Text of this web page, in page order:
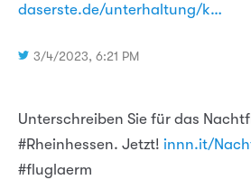
daserste.de/unterhaltung/k…
3/4/2023, 6:21 PM
Unterschreiben Sie für das
#Rheinhessen. Jetzt! innn.it/
#fluglaerm